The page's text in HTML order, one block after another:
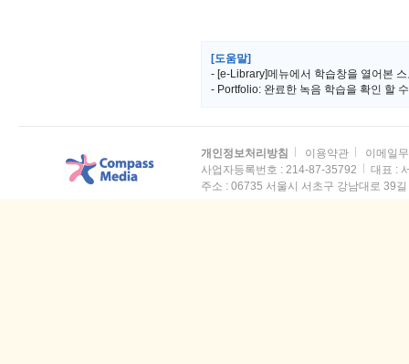
[도움말]
- [e-Library]메뉴에서 학습창을 열어본
- Portfolio: 완료한 녹음 학습을 확인 할
개인정보처리방침 이용약관
이메일
사업자등록번호 : 214-87-35792
대표 :
주소 : 06735 서울시 서초구 강남대로 39